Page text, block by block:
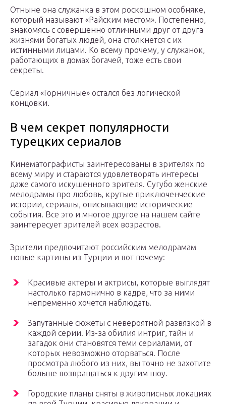
Отныне она служанка в этом роскошном особняке,
который называют «Райским местом». Постепенно,
знакомясь с совершенно отличными друг от друга
жизнями богатых людей, она столкнется с их
истинными лицами. Ко всему прочему, у служанок,
работающих в домах богачей, тоже есть свои
секреты.
Сериал «Горничные» остался без логической
концовки.
В чем секрет популярности
турецких сериалов
Кинематографисты заинтересованы в зрителях по
всему миру и стараются удовлетворять интересы
даже самого искушенного зрителя. Сугубо женские
мелодрамы про любовь, крутые приключенческие
истории, сериалы, описывающие исторические
события. Все это и многое другое на нашем сайте
заинтересует зрителей всех возрастов.
Зрители предпочитают российским мелодрамам
новые картины из Турции и вот почему:
Красивые актеры и актрисы, которые выглядят
настолько гармонично в кадре, что за ними
непременно хочется наблюдать.
Запутанные сюжеты с невероятной развязкой в
каждой серии. Из-за обилия интриг, тайн и
загадок они становятся теми сериалами, от
которых невозможно оторваться. После
просмотра любого из них, вы точно не захотите
больше возвращаться к другим шоу.
Городские планы сняты в живописных локациях